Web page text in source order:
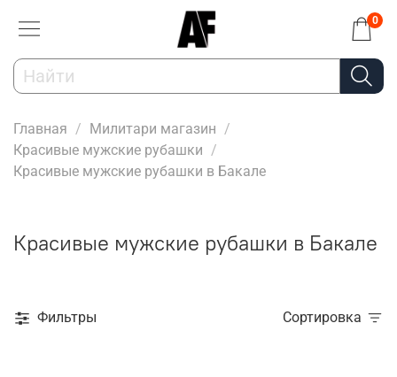
0
Главная
Милитари магазин
Красивые мужские рубашки
Красивые мужские рубашки в Бакале
Красивые мужские рубашки в Бакале
Фильтры Сортировка